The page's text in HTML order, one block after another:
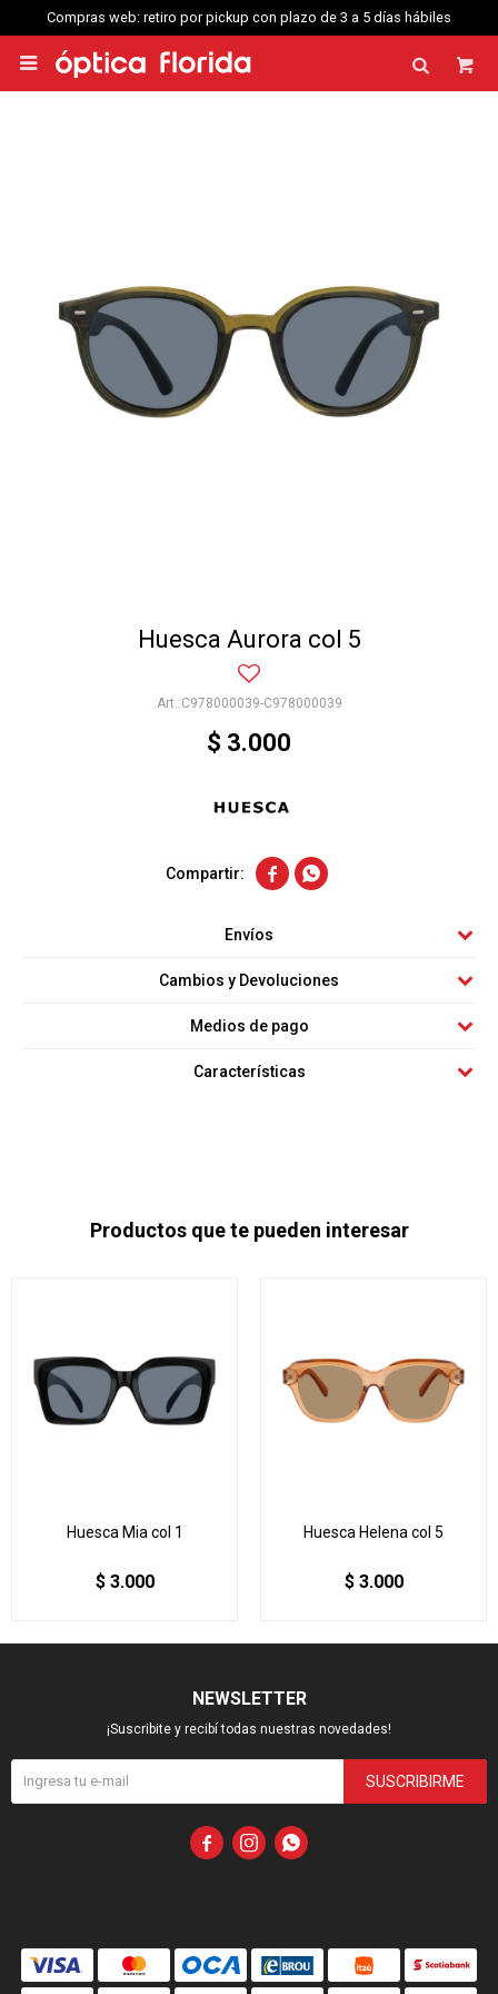
Compras web: retiro por pickup con plazo de 3 a 5 días hábiles

Huesca Aurora col 5
C978000039-C978000039
$ 3.000
 
Envíos
Cambios y Devoluciones
Medios de pago
Características
Productos que te pueden interesar
Huesca Mia col 1
$ 3.000
Huesca Helena col 5
$ 3.000
NEWSLETTER
¡Suscribite y recibí todas nuestras novedades!
SUSCRIBIRME
  